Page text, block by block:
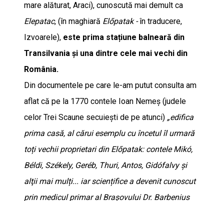
mare alăturat, Araci), cunoscută mai demult ca
Elepatac, (în maghiară Előpatak -în traducere,
Izvoarele), este prima stațiune balneară din
Transilvania și una dintre cele mai vechi din
România.
Din documentele pe care le-am putut consulta am
aflat că pe la 1770 contele Ioan Nemeș (judele
celor Trei Scaune secuiești de pe atunci) „edifica
prima casă, al cărui esemplu cu încetul îl urmară
toți vechii proprietari din Előpatak: contele Mikó,
Béldi, Székely, Geréb, Thuri, Antos, Gidófalvy şi
alţii mai mulți... iar sciențifice a devenit cunoscut
prin medicul primar al Braşovului Dr. Barbenius